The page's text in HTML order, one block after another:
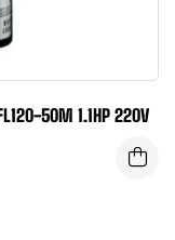
50M 1.1HP 220V